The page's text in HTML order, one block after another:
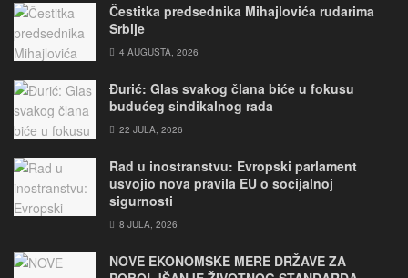
Čestitka predsednika Mihajlovića rudarima
Srbije
4 AUGUSTA, 2026
Đurić: Glas svakog člana biće u fokusu
budućeg sindikalnog rada
22 JULA, 2026
Rad u inostranstvu: Evropski parlament
usvojio nova pravila EU o socijalnoj
sigurnosti
8 JULA, 2026
NOVE EKONOMSKE MERE DRŽAVE ZA